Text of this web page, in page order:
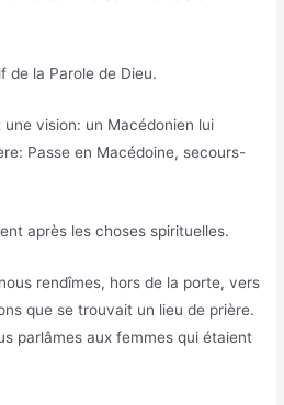
de la Parole de Dieu.
vision: un Macédonien lui
Passe en Macédoine, secours-
après les choses spirituelles.
rendîmes, hors de la porte, vers
que se trouvait un lieu de prière.
parlâmes aux femmes qui étaient